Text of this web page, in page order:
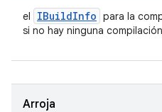
el IBuildInfo para la
si no hay ninguna
Arroja